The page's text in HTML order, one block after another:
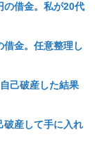
の借金。私が20代
借金。任意整理し
己破産した結果
破産して手に入れ